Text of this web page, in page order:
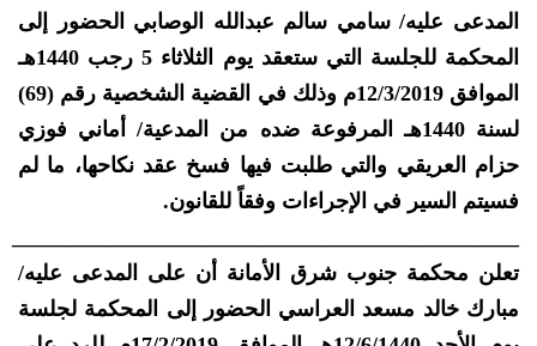
المدعى عليه/ سامي سالم عبدالله الوصابي الحضور إلى
المحكمة للجلسة التي ستعقد يوم الثلاثاء 5 رجب 1440هـ
الموافق 12/3/2019م وذلك في القضية الشخصية رقم (69)
لسنة 1440هـ المرفوعة ضده من المدعية/ أماني فوزي
حزام العريقي والتي طلبت فيها فسخ عقد نكاحها، ما لم
فسيتم السير في الإجراءات وفقاً للقانون.
تعلن محكمة جنوب شرق الأمانة أن على المدعى عليه/
مبارك خالد مسعد العراسي الحضور إلى المحكمة لجلسة